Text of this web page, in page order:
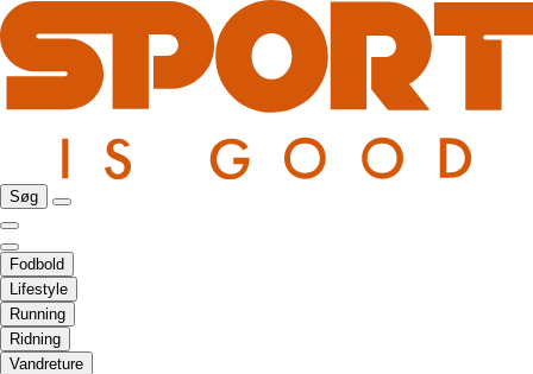
Søg
Fodbold
Lifestyle
Running
Ridning
Vandreture